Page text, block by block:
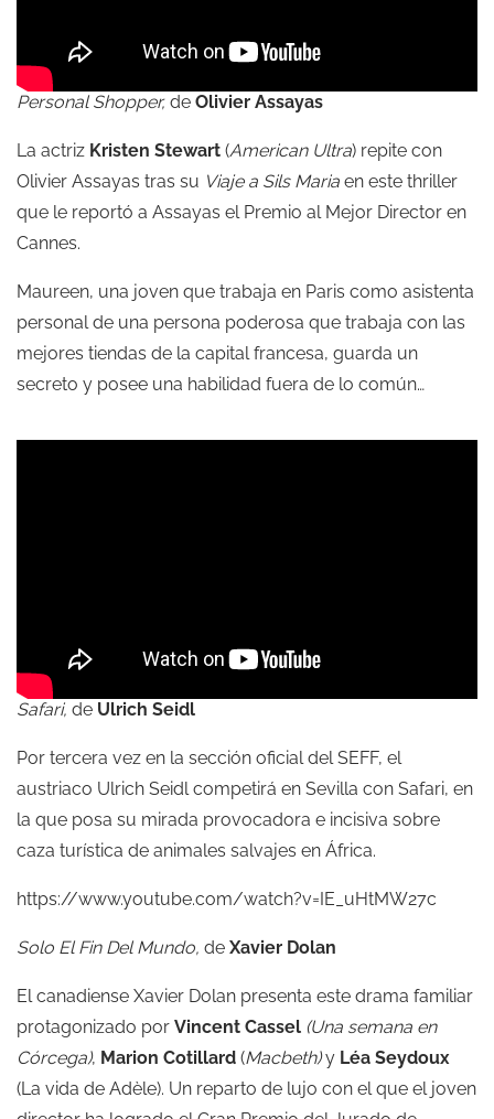
Personal Shopper, de Olivier Assayas
La actriz Kristen Stewart (American Ultra) repite con
Olivier Assayas tras su Viaje a Sils Maria en este thriller
que le reportó a Assayas el Premio al Mejor Director en
Cannes.
Maureen, una joven que trabaja en Paris como asistenta
personal de una persona poderosa que trabaja con las
mejores tiendas de la capital francesa, guarda un
secreto y posee una habilidad fuera de lo común…
Safari, de Ulrich Seidl
Por tercera vez en la sección oficial del SEFF, el
austriaco Ulrich Seidl competirá en Sevilla con Safari, en
la que posa su mirada provocadora e incisiva sobre
caza turística de animales salvajes en África.
https://www.youtube.com/watch?v=IE_uHtMW27c
Solo El Fin Del Mundo, de Xavier Dolan
El canadiense Xavier Dolan presenta este drama familiar
protagonizado por Vincent Cassel (Una semana en
Córcega), Marion Cotillard (Macbeth)y Léa Seydoux
(La vida de Adèle). Un reparto de lujo con el que el joven